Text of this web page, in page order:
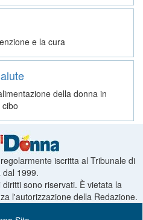
e la cura
della donna in
iscritta al Tribunale di
dal 1999.
sono riservati. È vietata la
l'autorizzazione della Redazione.